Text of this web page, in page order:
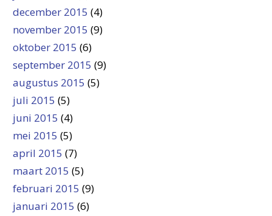
december 2015 (4)
november 2015 (9)
oktober 2015 (6)
september 2015 (9)
augustus 2015 (5)
juli 2015 (5)
juni 2015 (4)
mei 2015 (5)
april 2015 (7)
maart 2015 (5)
februari 2015 (9)
januari 2015 (6)